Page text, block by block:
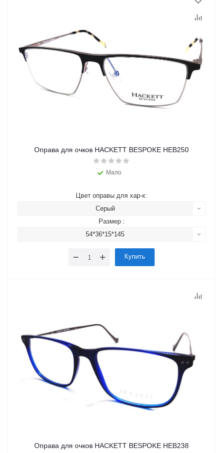
Оправа для очков HACKETT BESPOKE HEB250
Мало
Цвет оправы для хар-к:
Серый
Размер :
54*36*15*145
Купить
Оправа для очков HACKETT BESPOKE HEB238